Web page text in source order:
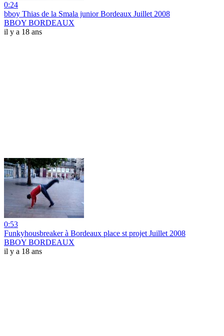
0:24
bboy Thias de la Smala junior Bordeaux Juillet 2008
BBOY BORDEAUX
il y a 18 ans
0:53
Funkyhousbreaker à Bordeaux place st projet Juillet 2008
BBOY BORDEAUX
il y a 18 ans